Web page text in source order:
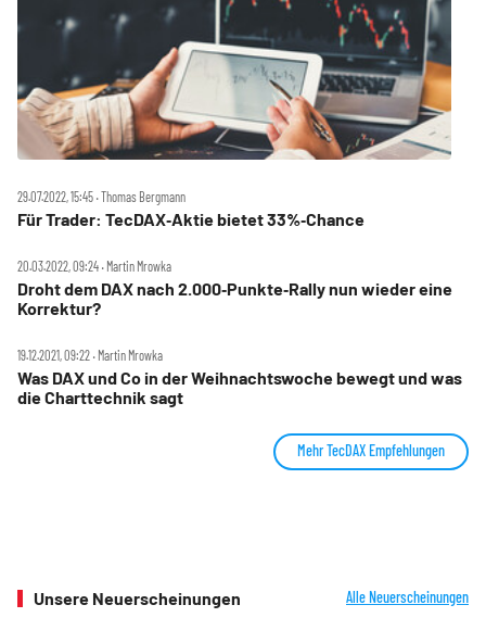
29.07.2022, 15:45 ‧ Thomas Bergmann
Für Trader: TecDAX‑Aktie bietet 33%‑Chance
20.03.2022, 09:24 ‧ Martin Mrowka
Droht dem DAX nach 2.000‑Punkte‑Rally nun wieder eine
Korrektur?
19.12.2021, 09:22 ‧ Martin Mrowka
Was DAX und Co in der Weihnachtswoche bewegt und was
die Charttechnik sagt
Mehr TecDAX Empfehlungen
Unsere Neuerscheinungen Alle Neuerscheinungen